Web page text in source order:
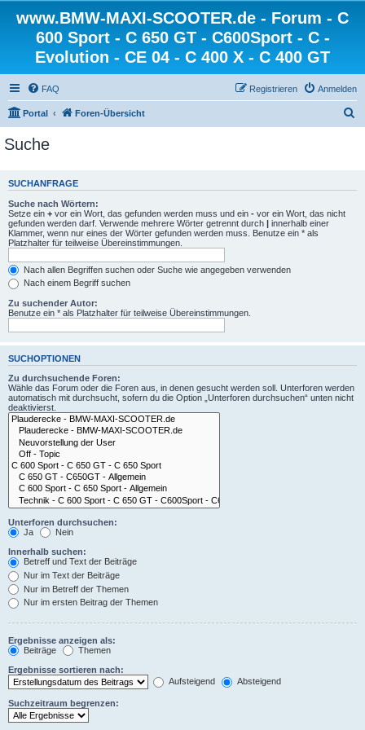
www.BMW-MAXI-SCOOTER.de - Forum - C
600 Sport - C 650 GT - C600Sport - C -
Evolution - CE 04 - C 400 X - C 400 GT
FAQ Anmelden
Registrieren
Portal Foren-Übersicht
e
Suche
SUCHANFRAGE
Suche nach Wörtern:
Setze ein + vor ein Wort, das gefunden werden muss und ein - vor ein Wort, das nicht
gefunden werden darf. Verwende mehrere Wörter getrennt durch | innerhalb einer
Klammer, wenn nur eines der Wörter gefunden werden muss. Benutze ein * als
Platzhalter für teilweise Übereinstimmungen.
Nach allen Begriffen suchen oder Suche wie angegeben verwenden
Nach einem Begriff suchen
Zu suchender Autor:
Benutze ein * als Platzhalter für teilweise Übereinstimmungen.
SUCHOPTIONEN
Zu durchsuchende Foren:
Wähle das Forum oder die Foren aus, in denen gesucht werden soll. Unterforen werden
automatisch mit durchsucht, sofern du die Option „Unterforen durchsuchen“ unten nicht
deaktivierst.
Unterforen durchsuchen:
Ja
Nein
Innerhalb suchen:
Betreff und Text der Beiträge
Nur im Text der Beiträge
Nur im Betreff der Themen
Nur im ersten Beitrag der Themen
Ergebnisse anzeigen als:
Beiträge
Themen
Ergebnisse sortieren nach:
Aufsteigend
Absteigend
Suchzeitraum begrenzen: